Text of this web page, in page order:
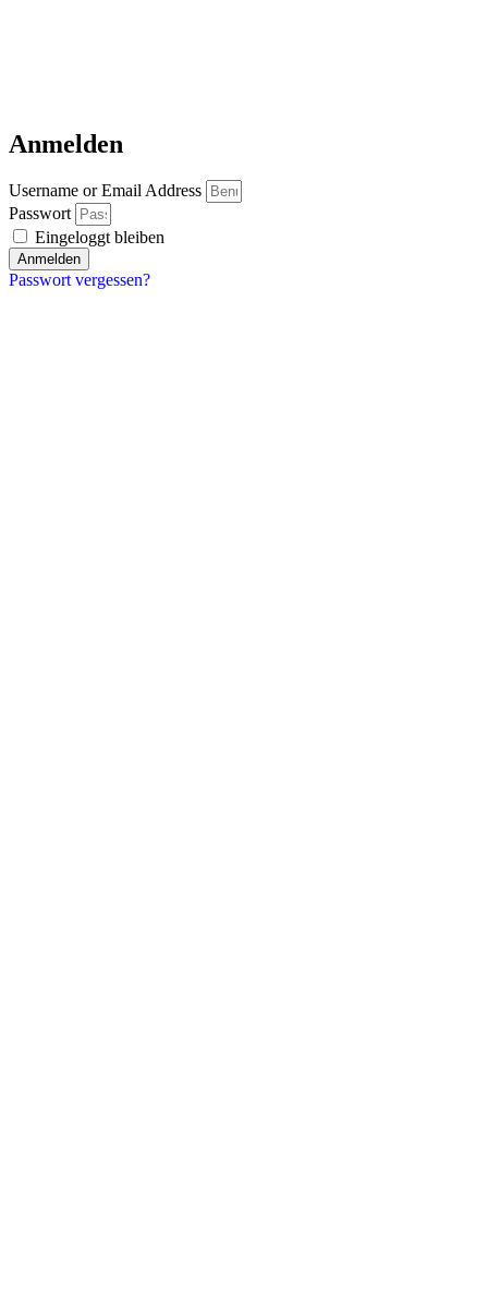
Anmelden
Username or Email Address
Passwort
Eingeloggt bleiben
Anmelden
Passwort vergessen?